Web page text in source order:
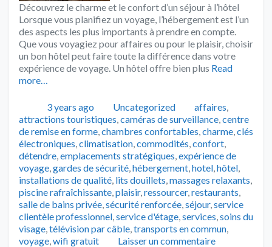
Découvrez le charme et le confort d’un séjour à l’hôtel
Lorsque vous planifiez un voyage, l’hébergement est l’un
des aspects les plus importants à prendre en compte.
Que vous voyagiez pour affaires ou pour le plaisir, choisir
un bon hôtel peut faire toute la différence dans votre
expérience de voyage. Un hôtel offre bien plus Read
more…
Publié3 years ago Catégories
Uncategorized Tags
affaires,
attractions touristiques,caméras de surveillance,centre
de remise en forme,chambres confortables,charme,clés
électroniques,climatisation,commodités,confort,
détendre,emplacements stratégiques,expérience de
voyage,gardes de sécurité,hébergement,hotel,hôtel,
installations de qualité, lits douillets,massages relaxants,
piscine rafraîchissante,plaisir,ressourcer,restaurants,
salle de bains privée,sécurité renforcée,séjour,service
clientèle professionnel,service d'étage,services,soins du
visage,télévision par câble,transports en commun,
voyage,wifi gratuit Laisser un commentaire